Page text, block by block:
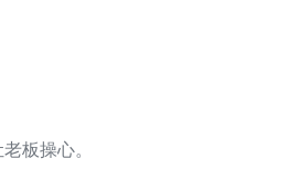
板操心。